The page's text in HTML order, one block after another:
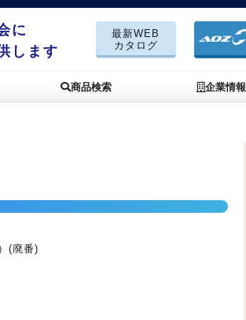
に
します
最新WEB
カタログ
商品検索 企業情報
(廃番)